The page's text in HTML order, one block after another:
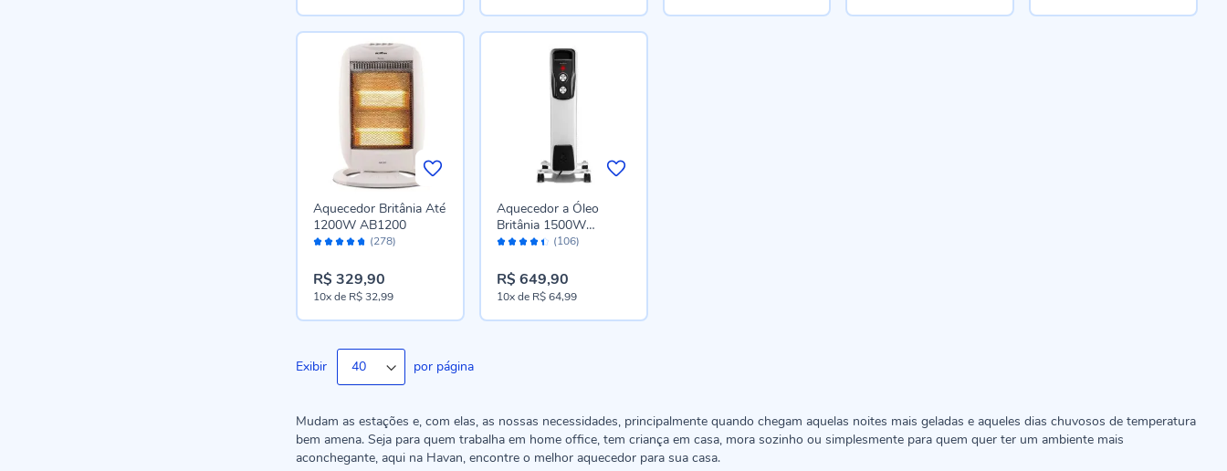
Avaliação: (278)
Aquecedor Britânia Até
1200W AB1200
R$ 329,90
10xde R$ 32,99
Avaliação: (106)
Aquecedor a Óleo
Britânia 1500W
BAQ1720B
R$ 649,90
10xde R$ 64,99
Exibir por página
Mudam as estações e, com elas, as nossas necessidades, principalmente quando chegam aquelas noites mais geladas e aqueles dias chuvosos de temperatura
bem amena. Seja para quem trabalha em home office, tem criança em casa, mora sozinho ou simplesmente para quem quer ter um ambiente mais
aconchegante, aqui na Havan, encontre o melhor aquecedor para sua casa.